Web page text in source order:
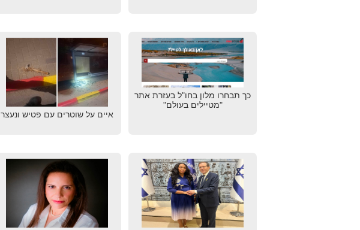
כך תבחרו מלון בחו"ל בעזרת אתר
"מטיילים בעולם"
איים על שוטרים עם פטיש ונעצר